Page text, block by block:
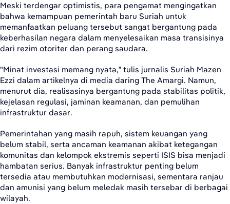
Meski terdengar optimistis, para pengamat mengingatkan
bahwa kemampuan pemerintah baru Suriah untuk
memanfaatkan peluang tersebut sangat bergantung pada
keberhasilan negara dalam menyelesaikan masa transisinya
dari rezim otoriter dan perang saudara.
"Minat investasi memang nyata,” tulis jurnalis Suriah Mazen
Ezzi dalam artikelnya di media daring The Amargi. Namun,
menurut dia, realisasinya bergantung pada stabilitas politik,
kejelasan regulasi, jaminan keamanan, dan pemulihan
infrastruktur dasar.
Pemerintahan yang masih rapuh, sistem keuangan yang
belum stabil, serta ancaman keamanan akibat ketegangan
komunitas dan kelompok ekstremis seperti ISIS bisa menjadi
hambatan serius. Banyak infrastruktur penting belum
tersedia atau membutuhkan modernisasi, sementara ranjau
dan amunisi yang belum meledak masih tersebar di berbagai
wilayah.